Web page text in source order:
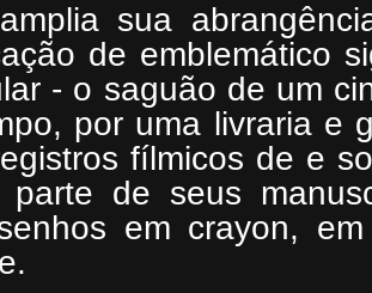
sua
de emblemático
- o saguão de um
por uma livraria e
fílmicos de e
parte de seus
em crayon,